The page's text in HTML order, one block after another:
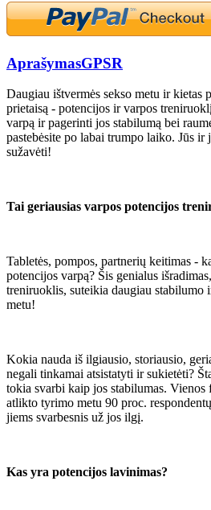
AprašymasGPSR
Daugiau ištvermės sekso metu ir
prietaisą - potencijos ir varpos
varpą ir pagerinti jos stabilumą bei
pastebėsite po labai trumpo laiko. Jūs ir
sužavėti!
Tai geriausias varpos potencijos
Tabletės, pompos, partnerių keitimas -
potencijos varpą? Šis genialus
treniruoklis, suteikia daugiau stabilumo
metu!
Kokia nauda iš ilgiausio, storiausio,
negali tinkamai atsistatyti ir sukietėti?
tokia svarbi kaip jos stabilumas. Vienos
atlikto tyrimo metu 90 proc.
jiems svarbesnis už jos ilgį.
Kas yra potencijos lavinimas?